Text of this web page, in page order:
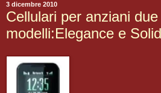
3 dicembre 2010
Cellulari per anziani
modelli:Elegance e Solid